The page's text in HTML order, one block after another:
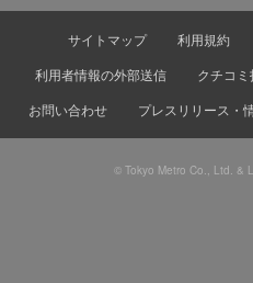
サイトマップ 利用規約
利用者情報の外部送信
クチコ
お問い合わせ
プレスリリース・
© Tokyo Metro Co., Ltd. &